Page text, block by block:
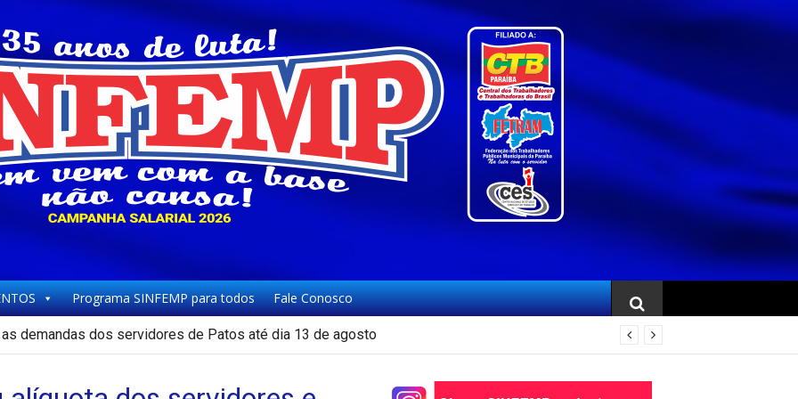
Programa SINFEMP para todos Fale Conosco
demandas dos servidores de Patos até dia 13 de agosto